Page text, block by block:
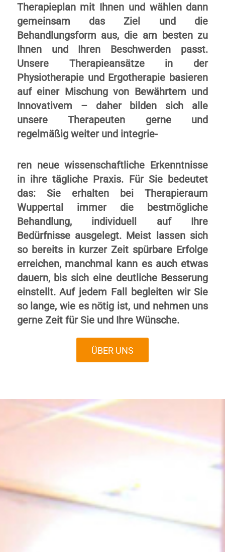
Therapieplan mit Ihnen und wählen dann
gemeinsam das Ziel und die
Behandlungsform aus, die am besten zu
Ihnen und Ihren Beschwerden passt.
Unsere Therapieansätze in der
Physiotherapie und Ergotherapie basieren
auf einer Mischung von Bewährtem und
Innovativem – daher bilden sich alle
unsere Therapeuten gerne und
regelmäßig weiter und integrie-
ren neue wissenschaftliche Erkenntnisse
in ihre tägliche Praxis. Für Sie bedeutet
das: Sie erhalten bei Therapieraum
Wuppertal immer die bestmögliche
Behandlung, individuell auf Ihre
Bedürfnisse ausgelegt. Meist lassen sich
so bereits in kurzer Zeit spürbare Erfolge
erreichen, manchmal kann es auch etwas
dauern, bis sich eine deutliche Besserung
einstellt. Auf jedem Fall begleiten wir Sie
so lange, wie es nötig ist, und nehmen uns
gerne Zeit für Sie und Ihre Wünsche.
ÜBER UNS